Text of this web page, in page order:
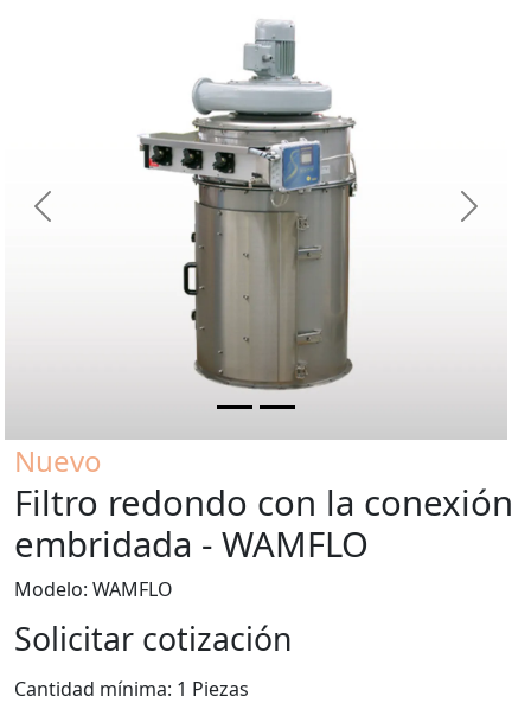
Previous Next
Nuevo
Filtro redondo con la conexión
embridada - WAMFLO
Modelo: WAMFLO
Solicitar cotización
Cantidad mínima: 1 Piezas